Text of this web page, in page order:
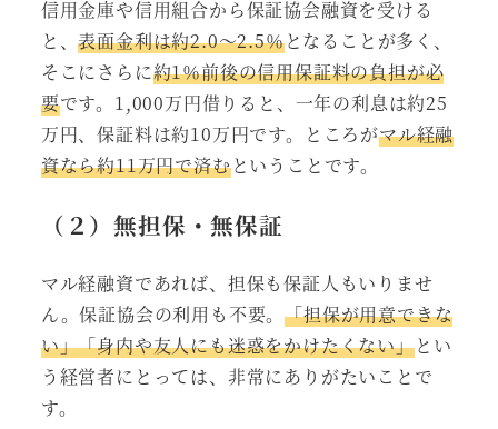
信用金庫や信用組合から保証協会融資を受ける
と、表面金利は約2.0～2.5％となることが多く、
そこにさらに約1％前後の信用保証料の負担が必
要です。1,000万円借りると、一年の利息は約25
万円、保証料は約10万円です。ところがマル経融
資なら約11万円で済むということです。
（２）無担保・無保証
マル経融資であれば、担保も保証人もいりませ
ん。保証協会の利用も不要。「担保が用意できな
い」「身内や友人にも迷惑をかけたくない」とい
う経営者にとっては、非常にありがたいことで
す。